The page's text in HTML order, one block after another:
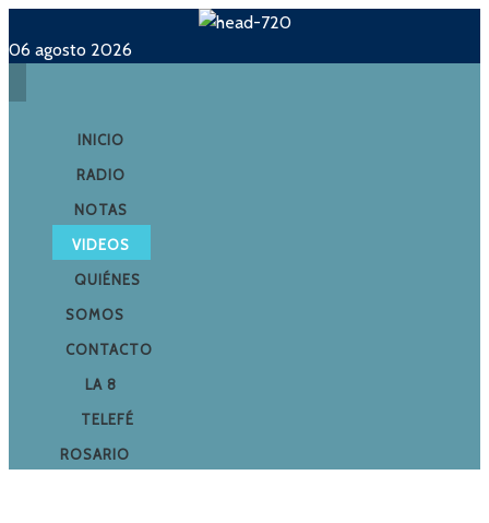
06 agosto 2026
INICIO
RADIO
NOTAS
VIDEOS
QUIÉNES
SOMOS
CONTACTO
LA 8
TELEFÉ
ROSARIO